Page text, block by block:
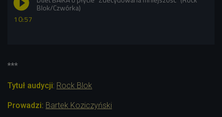
10:57
Blok/Czwórka)
***
Tytuł audycji: Rock Blok
Prowadzi: Bartek Koziczyński